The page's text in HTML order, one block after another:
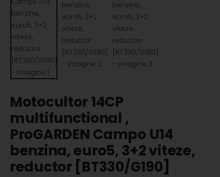
Motocultor 14CP
multifunctional ,
ProGARDEN Campo U14
benzina, euro5, 3+2 viteze,
reductor [BT330/G190]